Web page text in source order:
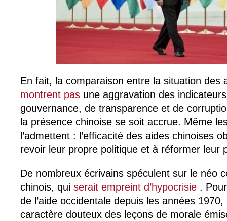
En fait, la comparaison entre la situation des
montrent pas une aggravation des
gouvernance, de transparence et de
la présence chinoise se soit accrue. Même
l’admettent : l’efficacité des aides chinoises
revoir leur propre politique et à réformer leur
De nombreux écrivains spéculent sur le néo
chinois, qui serait empreint d’hypocrisie .
de l’aide occidentale depuis les années
caractère douteux des leçons de morale